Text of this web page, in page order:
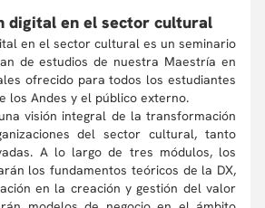
digital en el sector cultural
en el sector cultural es un seminario
de estudios de nuestra Maestría en
ofrecido para todos los estudiantes
los Andes y el público externo.
visión integral de la transformación
del sector cultural, tanto
A lo largo de tres módulos, los
los fundamentos teóricos de la DX,
en la creación y gestión del valor